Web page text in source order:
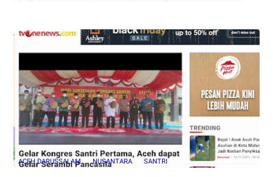
Sore
Hari,
Gelap
Gulita
Bagai
Hari
ACEH DARUSSALAM NUSANTARA SANTRI